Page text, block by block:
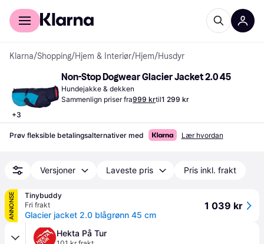
For kunder
Klarna/Shopping/Hjem & Interiør/Hjem/Husdyr
+3
Non-Stop Dogwear Glacier Jacket 2.0 45
Hundejakke & dekken
Sammenlign priser fra999 krtil1 299 kr
Prøv fleksible betalingsalternativer med Lær hvordan
Versjoner Laveste pris Pris inkl. frakt
ANNONSE
Tinybuddy
Fri frakt
Glacier jacket 2.0 blågrønn 45 cm
1 039 kr
Hekta På Tur